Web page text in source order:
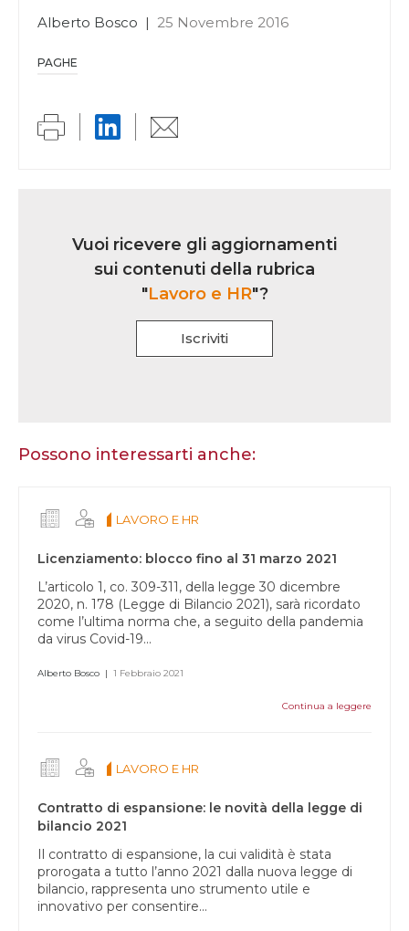
Alberto Bosco | 25 Novembre 2016
PAGHE
iscrizioneVuoi ricevere gli aggiornamenti
sui contenuti della rubrica
"Lavoro e HR"?
Iscriviti
essere
questo
campo
Possono interessarti anche:
LAVORO E HR
Licenziamento: blocco fino al 31 marzo 2021
L’articolo 1, co. 309-311, della legge 30 dicembre
2020, n. 178 (Legge di Bilancio 2021), sarà ricordato
come l’ultima norma che, a seguito della pandemia
da virus Covid-19...
Alberto Bosco | 1 Febbraio 2021
Continua a leggere
LAVORO E HR
Contratto di espansione: le novità della legge di
bilancio 2021
Il contratto di espansione, la cui validità è stata
prorogata a tutto l’anno 2021 dalla nuova legge di
bilancio, rappresenta uno strumento utile e
innovativo per consentire...